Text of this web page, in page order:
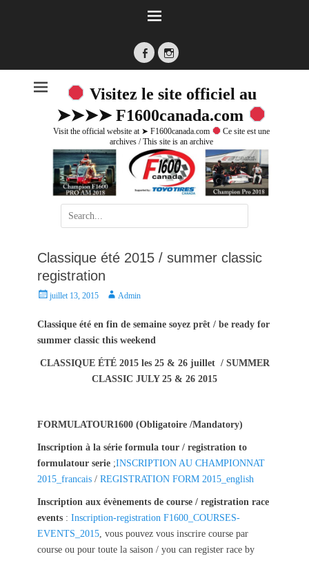
FacebookInstagram
Visitez le site officiel au
➤➤➤➤ F1600canada.com
Visit the official website at ➤ F1600canada.com
Ce site est une
archives / This site is an archive
Search
for:
Classique été 2015 / summer classic
registration
P
s
d
juillet 13, 2015
A
t
h
r
Admin
Classique été en fin de semaine soyez prêt / be ready for
summer classic this weekend
CLASSIQUE ÉTÉ 2015 les 25 & 26 juillet / SUMMER
CLASSIC JULY 25 & 26 2015
FORMULATOUR1600 (Obligatoire /Mandatory)
Inscription à la série formula tour / registration to
formulatour serie ;INSCRIPTION AU CHAMPIONNAT
2015_francais / REGISTRATION FORM 2015_english
Inscription aux évènements de course / registration race
events : Inscription-registration F1600_COURSES-
EVENTS_2015 , vous pouvez vous inscrire course par
course ou pour toute la saison / you can register race by